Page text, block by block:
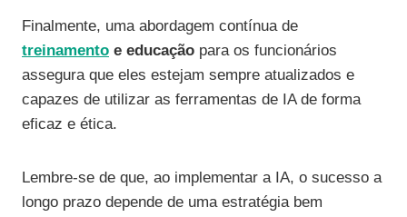
Finalmente, uma abordagem contínua de
treinamento e educação para os funcionários
assegura que eles estejam sempre atualizados e
capazes de utilizar as ferramentas de IA de forma
eficaz e ética.
Lembre-se de que, ao implementar a IA, o sucesso a
longo prazo depende de uma estratégia bem